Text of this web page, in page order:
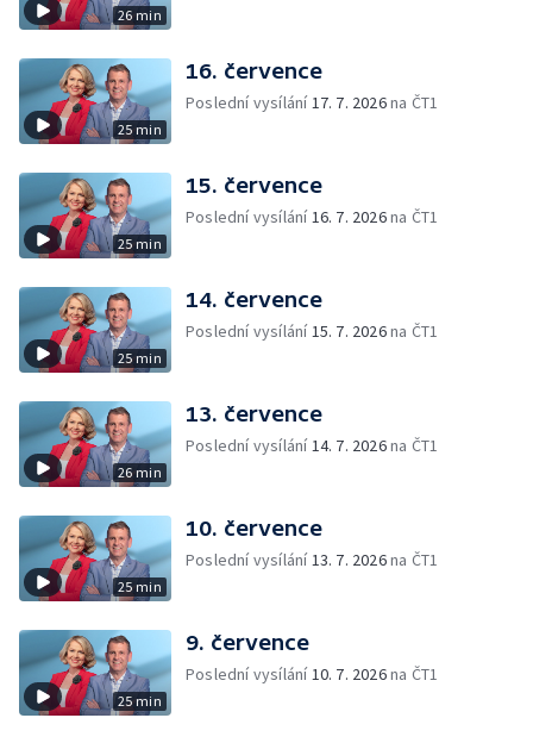
26 min
25 min
16. července
Poslední vysílání17. 7. 2026na ČT1
25 min
15. července
Poslední vysílání16. 7. 2026na ČT1
25 min
14. července
Poslední vysílání15. 7. 2026na ČT1
26 min
13. července
Poslední vysílání14. 7. 2026na ČT1
25 min
10. července
Poslední vysílání13. 7. 2026na ČT1
25 min
9. července
Poslední vysílání10. 7. 2026na ČT1